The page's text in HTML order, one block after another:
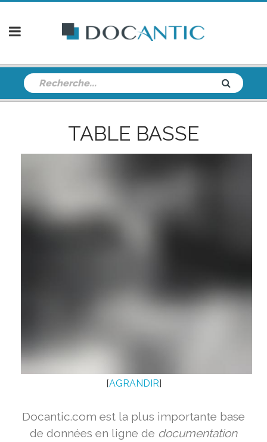
TABLE BASSE
[AGRANDIR]
Docantic.com est la plus importante base
de données en ligne de documentation